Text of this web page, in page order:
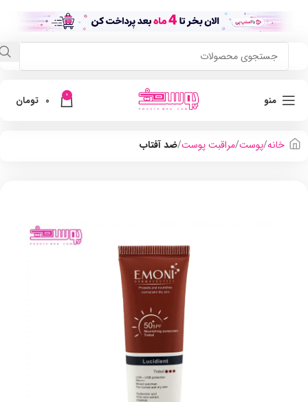
منو 0
0 تومان
خانه پوست مراقبت پوست ضد آفتاب